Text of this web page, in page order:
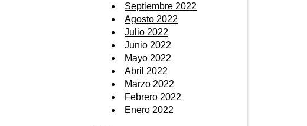
Septiembre 2022
Agosto 2022
Julio 2022
Junio 2022
Mayo 2022
Abril 2022
Marzo 2022
Febrero 2022
Enero 2022